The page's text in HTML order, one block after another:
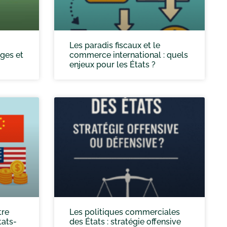
et
Les paradis fiscaux et le
commerce international : quels
enjeux pour les États ?
Les politiques commerciales
des États : stratégie offensive